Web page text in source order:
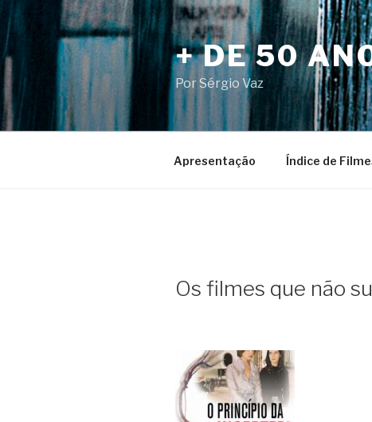
para
o
conteúdo
+ DE 50
Por Sérgio Vaz
Apresentação Índice de
Os filmes que não